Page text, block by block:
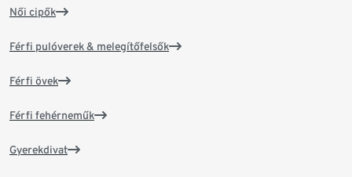
Női cipők
Férfi pulóverek & melegítőfelsők
Férfi övek
Férfi fehérneműk
Gyerekdivat